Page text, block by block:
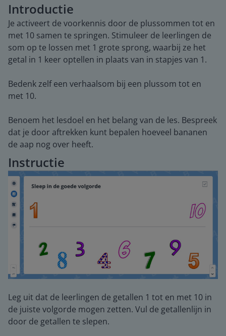
Introductie
Je activeert de voorkennis door de plussommen tot en
met 10 samen te springen. Stimuleer de leerlingen de
som op te lossen met 1 grote sprong, waarbij ze het
getal in 1 keer optellen in plaats van in stapjes van 1.
Bedenk zelf een verhaalsom bij een plussom tot en
met 10.
Benoem het lesdoel en het belang van de les. Bespreek
dat je door aftrekken kunt bepalen hoeveel bananen
de aap nog over heeft.
Instructie
Leg uit dat de leerlingen de getallen 1 tot en met 10 in
de juiste volgorde mogen zetten. Vul de getallenlijn in
door de getallen te slepen.